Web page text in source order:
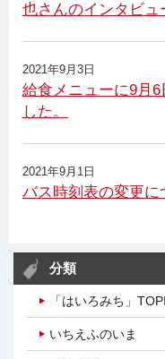
也さんのインタビュ
2021年9月3日
給食メニューに9月
した。
2021年9月1日
バス時刻表の変更に
分類
「はいろみち」
いちえふのいま